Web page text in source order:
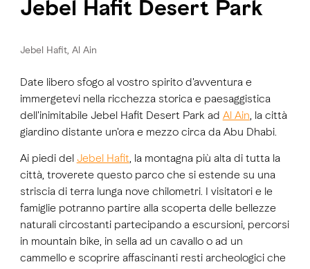
Jebel Hafit Desert Park
Jebel Hafit, Al Ain
Date libero sfogo al vostro spirito d'avventura e
immergetevi nella ricchezza storica e paesaggistica
dell'inimitabile Jebel Hafit Desert Park ad Al Ain, la città
giardino distante un'ora e mezzo circa da Abu Dhabi.
Ai piedi del Jebel Hafit, la montagna più alta di tutta la
città, troverete questo parco che si estende su una
striscia di terra lunga nove chilometri. I visitatori e le
famiglie potranno partire alla scoperta delle bellezze
naturali circostanti partecipando a escursioni, percorsi
in mountain bike, in sella ad un cavallo o ad un
cammello e scoprire affascinanti resti archeologici che